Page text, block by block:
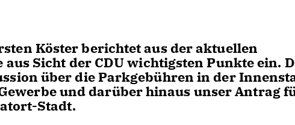
Köster berichtet aus der aktuellen
Sicht der CDU wichtigsten Punkte ein.
über die Parkgebühren in der
und darüber hinaus unser Antrag
Stadt.